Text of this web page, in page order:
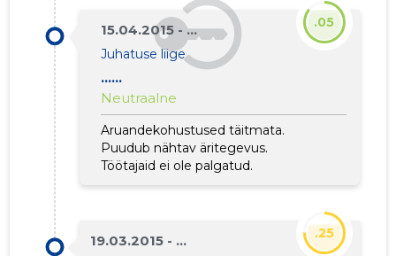
15.04.2015 - ...
Juhatuse liige
......
Neutraalne
Aruandekohustused täitmata.
Puudub nähtav äritegevus.
Töötajaid ei ole palgatud.
.05
19.03.2015 - ... .25